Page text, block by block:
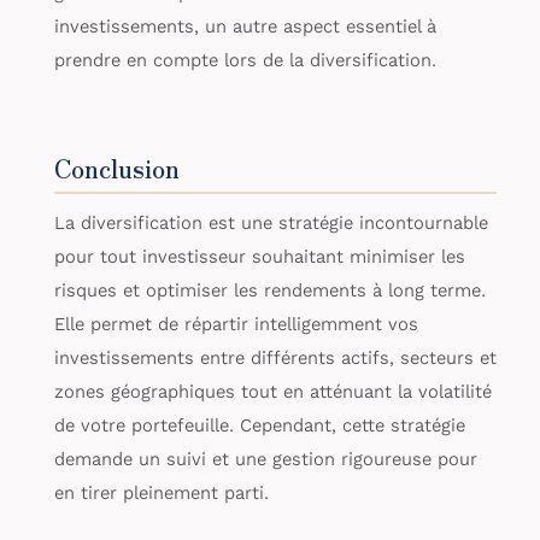
investissements, un autre aspect essentiel à
prendre en compte lors de la diversification.
Conclusion
La diversification est une stratégie incontournable
pour tout investisseur souhaitant minimiser les
risques et optimiser les rendements à long terme.
Elle permet de répartir intelligemment vos
investissements entre différents actifs, secteurs et
zones géographiques tout en atténuant la volatilité
de votre portefeuille. Cependant, cette stratégie
demande un suivi et une gestion rigoureuse pour
en tirer pleinement parti.